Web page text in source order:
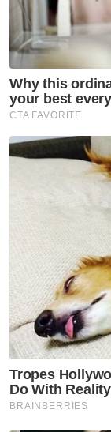
kebebasan,
kehakiman
maka
spekulasi
tatacara
Artikel
9 Ahli
libatkan
9 Ahli
pelantikan
“Bukanlah
menilai dan
dakwaan
semata-